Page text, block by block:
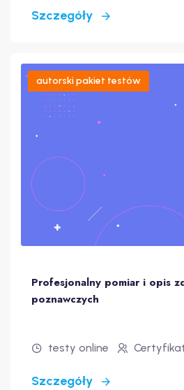
Szczegóły
autorski pakiet testów
Profesjonalny pomiar i opis
poznawczych
testy online
Szczegóły